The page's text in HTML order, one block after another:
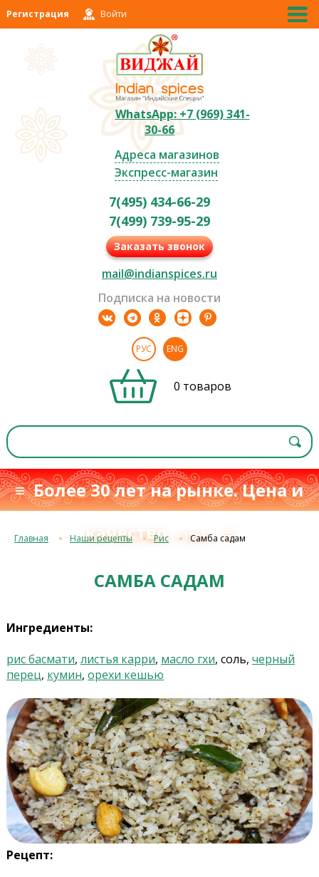
Регистрация Войти
WhatsApp: +7 (969) 341-
30-66
Адреса магазинов
Экспресс-магазин
7(495) 434-66-29
7(499) 739-95-29
Заказать звонок
mail@indianspices.ru
Подписка на новости
РУС ENG
0 товаров
≡ Более 30 лет на рынке. Цена и
качество
с 1993 г.≡
Главная Наши рецепты Рис Самба садам
САМБА САДАМ
Ингредиенты:
рис басмати, листья карри, масло гхи, соль, черный
перец, кумин, орехи кешью
Рецепт: